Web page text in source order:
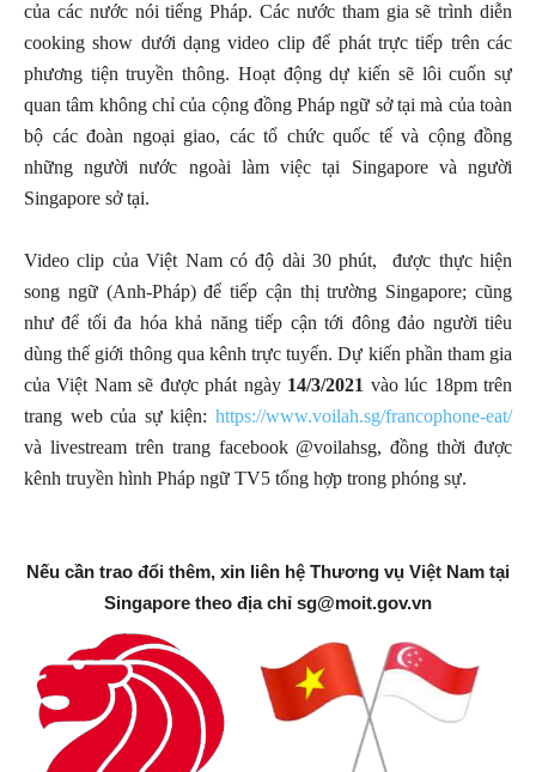
của các nước nói tiếng Pháp. Các nước tham gia sẽ trình diễn
cooking show dưới dạng video clip để phát trực tiếp trên các
phương tiện truyền thông. Hoạt động dự kiến sẽ lôi cuốn sự
quan tâm không chỉ của cộng đồng Pháp ngữ sở tại mà của toàn
bộ các đoàn ngoại giao, các tổ chức quốc tế và cộng đồng
những người nước ngoài làm việc tại Singapore và người
Singapore sở tại.
Video clip của Việt Nam có độ dài 30 phút, được thực hiện
song ngữ (Anh-Pháp) để tiếp cận thị trường Singapore; cũng
như để tối đa hóa khả năng tiếp cận tới đông đảo người tiêu
dùng thế giới thông qua kênh trực tuyến. Dự kiến phần tham gia
của Việt Nam sẽ được phát ngày 14/3/2021 vào lúc 18pm trên
trang web của sự kiện: https://www.voilah.sg/francophone-eat/
và livestream trên trang facebook @voilahsg, đồng thời được
kênh truyền hình Pháp ngữ TV5 tổng hợp trong phóng sự.
Nếu cần trao đổi thêm, xin liên hệ Thương vụ Việt Nam tại
Singapore theo địa chỉ sg@moit.gov.vn